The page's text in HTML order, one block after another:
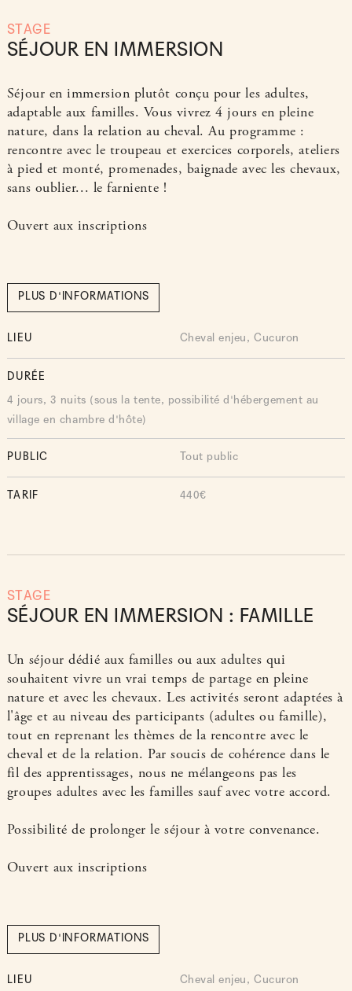
STAGE
SÉJOUR EN IMMERSION
Séjour en immersion plutôt conçu pour les adultes,
adaptable aux familles. Vous vivrez 4 jours en pleine
nature, dans la relation au cheval. Au programme :
rencontre avec le troupeau et exercices corporels, ateliers
à pied et monté, promenades, baignade avec les chevaux,
sans oublier... le farniente !
Ouvert aux inscriptions
PLUS D'INFORMATIONS
LIEU Cheval enjeu, Cucuron
DURÉE
4 jours, 3 nuits (sous la tente, possibilité d'hébergement au
village en chambre d'hôte)
PUBLIC Tout public
TARIF 440€
STAGE
SÉJOUR EN IMMERSION : FAMILLE
Un séjour dédié aux familles ou aux adultes qui
souhaitent vivre un vrai temps de partage en pleine
nature et avec les chevaux. Les activités seront adaptées à
l'âge et au niveau des participants (adultes ou famille),
tout en reprenant les thèmes de la rencontre avec le
cheval et de la relation. Par soucis de cohérence dans le
fil des apprentissages, nous ne mélangeons pas les
groupes adultes avec les familles sauf avec votre accord.
Possibilité de prolonger le séjour à votre convenance.
Ouvert aux inscriptions
PLUS D'INFORMATIONS
LIEU Cheval enjeu, Cucuron